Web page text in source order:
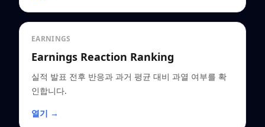
EARNINGS
Earnings Reaction Ranking
실적 발표 전후 반응과 과거 평균 대비 과열 여부를 확
인합니다.
열기 →